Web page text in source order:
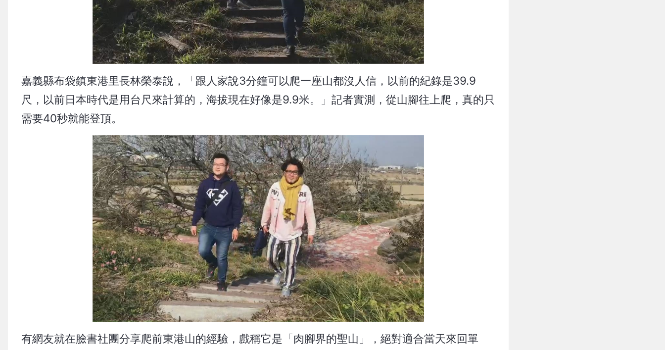
嘉義縣布袋鎮東港里長林榮泰說，「跟人家說3分鐘可以爬一座山都沒人信，以前的紀錄是39.9
尺，以前日本時代是用台尺來計算的，海拔現在好像是9.9米。」記者實測，從山腳往上爬，真的只
需要40秒就能登頂。
有網友就在臉書社團分享爬前東港山的經驗，戲稱它是「肉腳界的聖山」，絕對適合當天來回單